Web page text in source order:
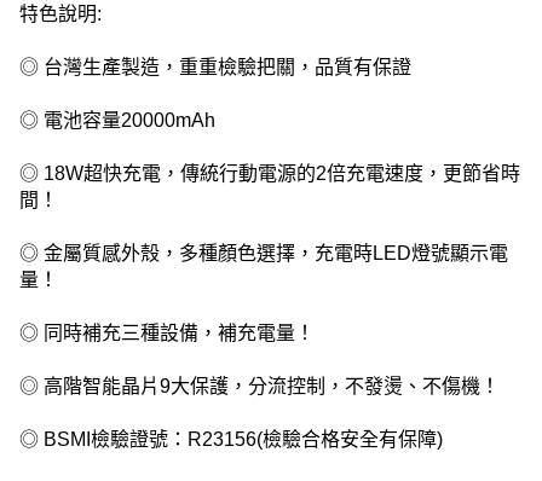
特色說明:
◎ 台灣生產製造，重重檢驗把關，品質有保證
◎ 電池容量20000mAh
◎ 18W超快充電，傳統行動電源的2倍充電速度，更節省時
間！
◎ 金屬質感外殼，多種顏色選擇，充電時LED燈號顯示電
量！
◎ 同時補充三種設備，補充電量！
◎ 高階智能晶片9大保護，分流控制，不發燙、不傷機！
◎ BSMI檢驗證號：R23156(檢驗合格安全有保障)